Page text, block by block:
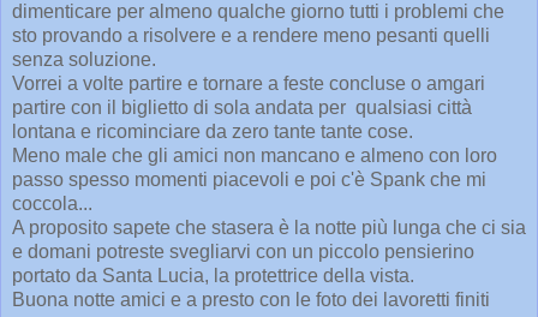
dimenticare per almeno qualche giorno tutti i problemi che
sto provando a risolvere e a rendere meno pesanti quelli
senza soluzione.
Vorrei a volte partire e tornare a feste concluse o amgari
partire con il biglietto di sola andata per qualsiasi città
lontana e ricominciare da zero tante tante cose.
Meno male che gli amici non mancano e almeno con loro
passo spesso momenti piacevoli e poi c'è Spank che mi
coccola...
A proposito sapete che stasera è la notte più lunga che ci sia
e domani potreste svegliarvi con un piccolo pensierino
portato da Santa Lucia, la protettrice della vista.
Buona notte amici e a presto con le foto dei lavoretti finiti